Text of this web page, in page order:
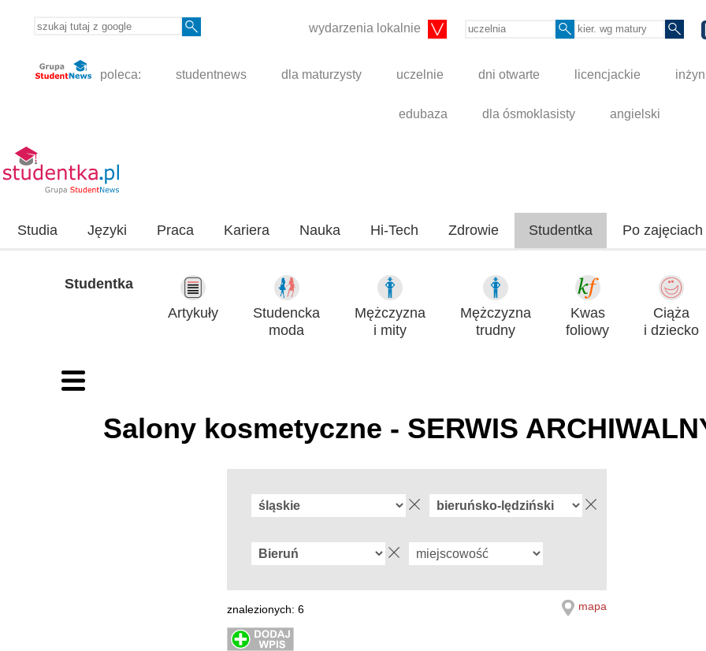
wydarzenia lokalnie
poleca: studentnews dla maturzysty uczelnie dni otwarte licencjackie
edubaza dla ósmoklasisty angielski
Studia Języki Praca Kariera Nauka Hi-Tech Zdrowie Studentka Po zajęciach
Studentka
Artykuły
Studencka
moda
Mężczyzna
i mity
Mężczyzna
trudny
Kwas
foliowy
Ciąża
i dziecko
Salony kosmetyczne - SERWIS
znalezionych: 6 mapa